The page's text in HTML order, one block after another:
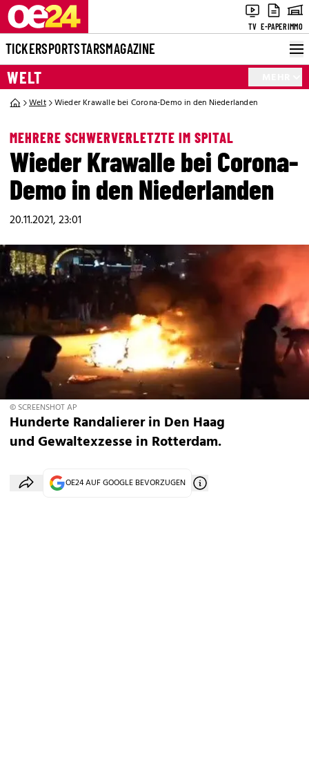
TV E-PAPERIMMO
TICKERSPORTSTARSMAGAZINE
WELT
Welt Wieder Krawalle bei Corona-Demo in den Niederlanden
MEHRERE SCHWERVERLETZTE IM SPITAL
Wieder Krawalle bei Corona-
Demo in den Niederlanden
20.11.2021, 23:01
© SCREENSHOT AP
Hunderte Randalierer in Den Haag
und Gewaltexzesse in Rotterdam.
OE24 AUF GOOGLE BEVORZUGEN